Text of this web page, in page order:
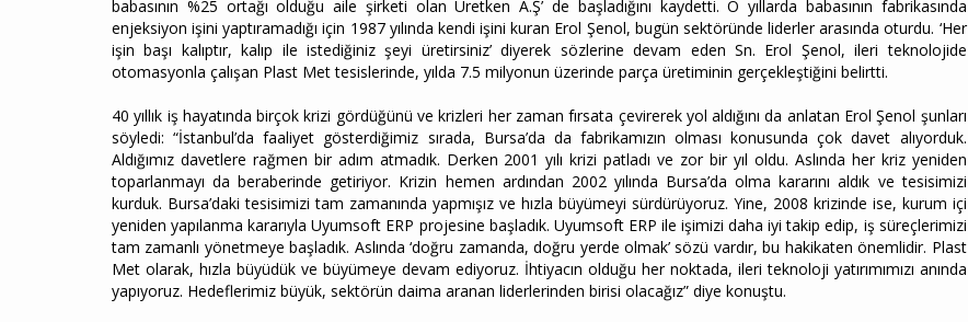
babasının %25 ortağı olduğu aile şirketi olan Üretken A.Ş’ de başladığını kaydetti. O yıllarda babasının fabrikasında
enjeksiyon işini yaptıramadığı için 1987 yılında kendi işini kuran Erol Şenol, bugün sektöründe liderler arasında oturdu. ‘Her
işin başı kalıptır, kalıp ile istediğiniz şeyi üretirsiniz’ diyerek sözlerine devam eden Sn. Erol Şenol, ileri teknolojide
otomasyonla çalışan Plast Met tesislerinde, yılda 7.5 milyonun üzerinde parça üretiminin gerçekleştiğini belirtti.
40 yıllık iş hayatında birçok krizi gördüğünü ve krizleri her zaman fırsata çevirerek yol aldığını da anlatan Erol Şenol şunları
söyledi: “İstanbul’da faaliyet gösterdiğimiz sırada, Bursa’da da fabrikamızın olması konusunda çok davet alıyorduk.
Aldığımız davetlere rağmen bir adım atmadık. Derken 2001 yılı krizi patladı ve zor bir yıl oldu. Aslında her kriz yeniden
toparlanmayı da beraberinde getiriyor. Krizin hemen ardından 2002 yılında Bursa’da olma kararını aldık ve tesisimizi
kurduk. Bursa’daki tesisimizi tam zamanında yapmışız ve hızla büyümeyi sürdürüyoruz. Yine, 2008 krizinde ise, kurum içi
yeniden yapılanma kararıyla Uyumsoft ERP projesine başladık. Uyumsoft ERP ile işimizi daha iyi takip edip, iş süreçlerimizi
tam zamanlı yönetmeye başladık. Aslında ‘doğru zamanda, doğru yerde olmak’ sözü vardır, bu hakikaten önemlidir. Plast
Met olarak, hızla büyüdük ve büyümeye devam ediyoruz. İhtiyacın olduğu her noktada, ileri teknoloji yatırımımızı anında
yapıyoruz. Hedeflerimiz büyük, sektörün daima aranan liderlerinden birisi olacağız” diye konuştu.